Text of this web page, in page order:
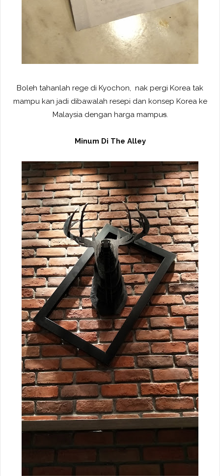
Boleh tahanlah rege di Kyochon, nak pergi Korea tak
mampu kan jadi dibawalah resepi dan konsep Korea ke
Malaysia dengan harga mampus.
Minum Di The Alley